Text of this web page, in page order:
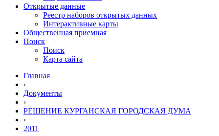
Открытые данные
Реестр наборов открытых данных
Интерактивные карты
Общественная приемная
Поиск
Поиск
Карта сайта
Главная
›
Документы
›
РЕШЕНИЕ КУРГАНСКАЯ ГОРОДСКАЯ ДУМА
›
2011